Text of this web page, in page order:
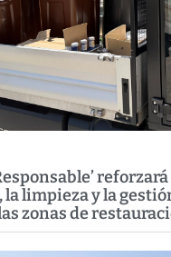
reforzará
limpieza y la
zonas de